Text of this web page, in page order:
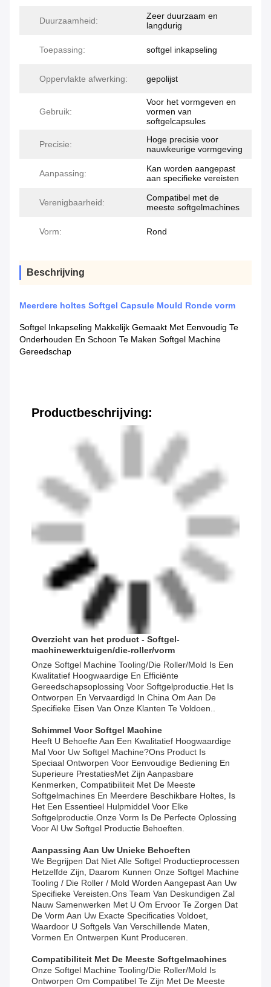
Duurzaamheid:
Zeer duurzaam en
langdurig
Toepassing: softgel inkapseling
Oppervlakte afwerking: gepolijst
Gebruik:
Voor het vormgeven en
vormen van
softgelcapsules
Precisie:
Hoge precisie voor
nauwkeurige vormgeving
Aanpassing:
Kan worden aangepast
aan specifieke vereisten
Verenigbaarheid:
Compatibel met de
meeste softgelmachines
Vorm: Rond
Beschrijving
Meerdere holtes Softgel Capsule Mould Ronde vorm
Softgel Inkapseling Makkelijk Gemaakt Met Eenvoudig Te
Onderhouden En Schoon Te Maken Softgel Machine
Gereedschap
Productbeschrijving:
Overzicht van het product - Softgel-
machinewerktuigen/die-roller/vorm
Onze Softgel Machine Tooling/Die Roller/Mold Is Een
Kwalitatief Hoogwaardige En Efficiënte
Gereedschapsoplossing Voor Softgelproductie.Het Is
Ontworpen En Vervaardigd In China Om Aan De
Specifieke Eisen Van Onze Klanten Te Voldoen..
Schimmel Voor Softgel Machine
Heeft U Behoefte Aan Een Kwalitatief Hoogwaardige
Mal Voor Uw Softgel Machine?Ons Product Is
Speciaal Ontworpen Voor Eenvoudige Bediening En
Superieure PrestatiesMet Zijn Aanpasbare
Kenmerken, Compatibiliteit Met De Meeste
Softgelmachines En Meerdere Beschikbare Holtes, Is
Het Een Essentieel Hulpmiddel Voor Elke
Softgelproductie.onze Vorm Is De Perfecte Oplossing
Voor Al Uw Softgel Productie Behoeften.
Aanpassing Aan Uw Unieke Behoeften
We Begrijpen Dat Niet Alle Softgel Productieprocessen
Hetzelfde Zijn, Daarom Kunnen Onze Softgel Machine
Tooling / Die Roller / Mold Worden Aangepast Aan Uw
Specifieke Vereisten.Ons Team Van Deskundigen Zal
Nauw Samenwerken Met U Om Ervoor Te Zorgen Dat
De Vorm Aan Uw Exacte Specificaties Voldoet,
Waardoor U Softgels Van Verschillende Maten,
Vormen En Ontwerpen Kunt Produceren.
Compatibiliteit Met De Meeste Softgelmachines
Onze Softgel Machine Tooling/Die Roller/Mold Is
Ontworpen Om Compatibel Te Zijn Met De Meeste